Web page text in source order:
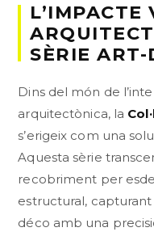
L’IMPACTE
SÈRIE ART-
Dins del món de
arquitectònica, la
s’erigeix com una
Aquesta sèrie
recobriment per
estructural, capturant
déco amb una